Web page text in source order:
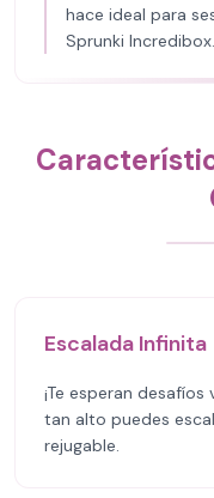
hace ideal para
Sprunki Incredibox.
Escalada Infinita
¡Te esperan
tan alto puedes
rejugable.